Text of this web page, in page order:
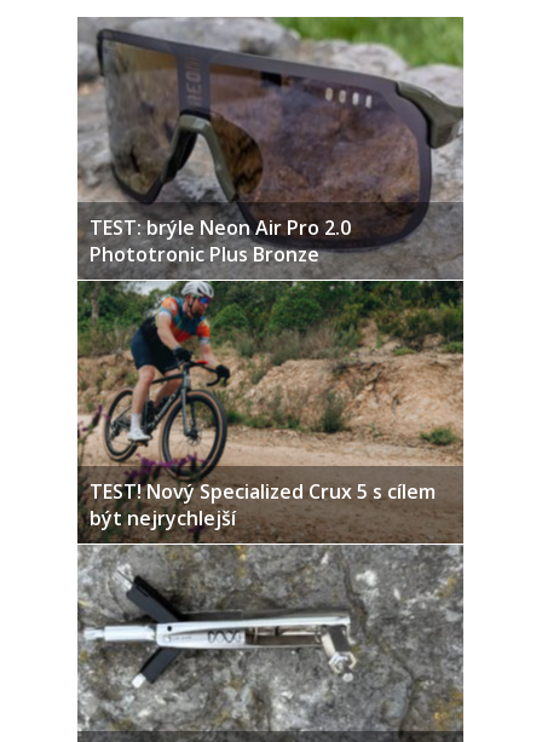
TEST: brýle Neon Air Pro 2.0
Phototronic Plus Bronze
TEST! Nový Specialized Crux 5 s cílem
být nejrychlejší